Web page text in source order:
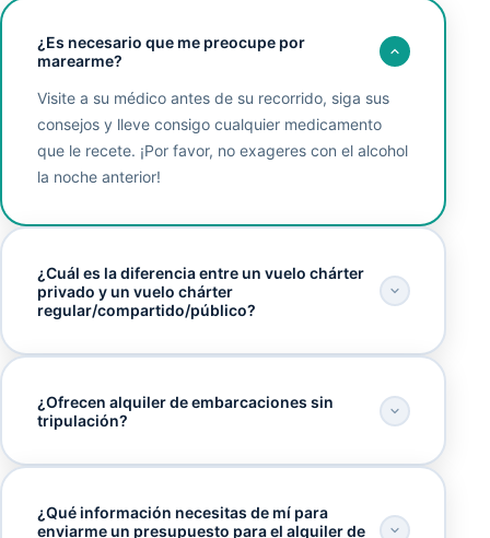
¿Es necesario que me preocupe por
marearme?
Visite a su médico antes de su recorrido, siga sus
consejos y lleve consigo cualquier medicamento
que le recete. ¡Por favor, no exageres con el alcohol
la noche anterior!
¿Cuál es la diferencia entre un vuelo chárter
privado y un vuelo chárter
regular/compartido/público?
¿Ofrecen alquiler de embarcaciones sin
tripulación?
¿Qué información necesitas de mí para
enviarme un presupuesto para el alquiler de